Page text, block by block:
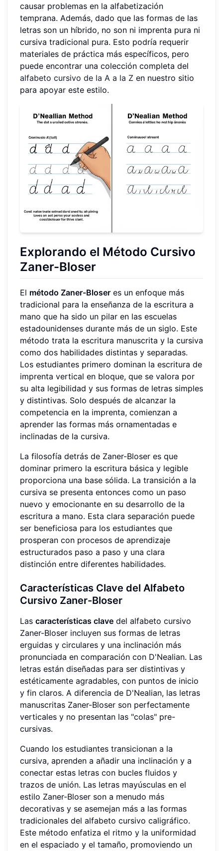
causar problemas en la alfabetización
temprana. Además, dado que las formas de las
letras son un híbrido, no son ni imprenta pura ni
cursiva tradicional pura. Esto podría requerir
materiales de práctica más específicos, pero
puede encontrar una colección completa del
alfabeto cursivo de la A a la Z en nuestro sitio
para apoyar este estilo.
Explorando el Método Cursivo
Zaner-Bloser
El método Zaner-Bloser es un enfoque más
tradicional para la enseñanza de la escritura a
mano que ha sido un pilar en las escuelas
estadounidenses durante más de un siglo. Este
método trata la escritura manuscrita y la cursiva
como dos habilidades distintas y separadas.
Los estudiantes primero dominan la escritura de
imprenta vertical en bloque, que se valora por
su alta legibilidad y sus formas de letras simples
y distintivas. Solo después de alcanzar la
competencia en la imprenta, comienzan a
aprender las formas más ornamentadas e
inclinadas de la cursiva.
La filosofía detrás de Zaner-Bloser es que
dominar primero la escritura básica y legible
proporciona una base sólida. La transición a la
cursiva se presenta entonces como un paso
nuevo y emocionante en su desarrollo de la
escritura a mano. Esta clara separación puede
ser beneficiosa para los estudiantes que
prosperan con procesos de aprendizaje
estructurados paso a paso y una clara
distinción entre diferentes habilidades.
Características Clave del Alfabeto
Cursivo Zaner-Bloser
Las características clave del alfabeto cursivo
Zaner-Bloser incluyen sus formas de letras
erguidas y circulares y una inclinación más
pronunciada en comparación con D'Nealian. Las
letras están diseñadas para ser distintivas y
estéticamente agradables, con puntos de inicio
y fin claros. A diferencia de D'Nealian, las letras
manuscritas Zaner-Bloser son perfectamente
verticales y no presentan las "colas" pre-
cursivas.
Cuando los estudiantes transicionan a la
cursiva, aprenden a añadir una inclinación y a
conectar estas letras con bucles fluidos y
trazos de unión. Las letras mayúsculas en el
estilo Zaner-Bloser son a menudo más
decorativas y se asemejan más a las formas
tradicionales del alfabeto cursivo caligráfico.
Este método enfatiza el ritmo y la uniformidad
en el espaciado y el tamaño, promoviendo un